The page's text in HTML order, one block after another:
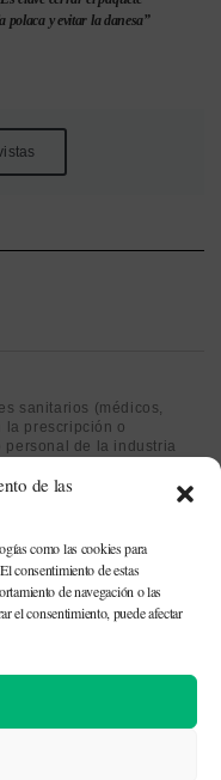
de las
como las cookies para
consentimiento de estas
de navegación o las
el consentimiento, puede afectar
polaca y evitar la danesa”
sanitarios (médicos,
la prescripción o
personal de la industria
DE COOKIES|POLÍTICA DE
| Recursos